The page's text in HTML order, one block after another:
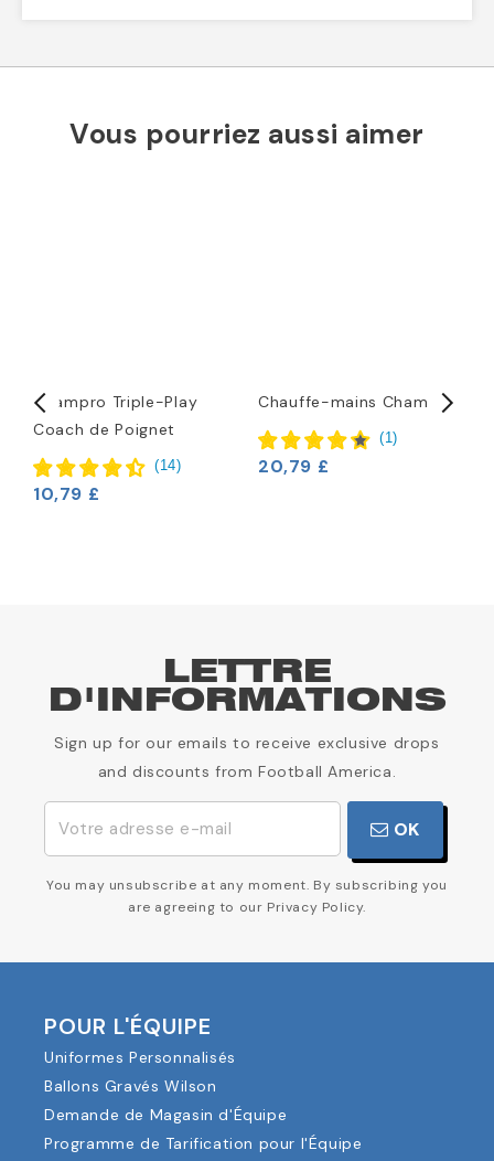
Vous pourriez aussi aimer
Champro Triple-Play
Coach de Poignet
(14)
10,79 £
Chauffe-mains Champro
(1)
20,79 £
LETTRE
D'INFORMATIONS
Sign up for our emails to receive exclusive drops
and discounts from Football America.
OK
You may unsubscribe at any moment. By subscribing you
are agreeing to our Privacy Policy.
POUR L'ÉQUIPE
Uniformes Personnalisés
Ballons Gravés Wilson
Demande de Magasin d'Équipe
Programme de Tarification pour l'Équipe